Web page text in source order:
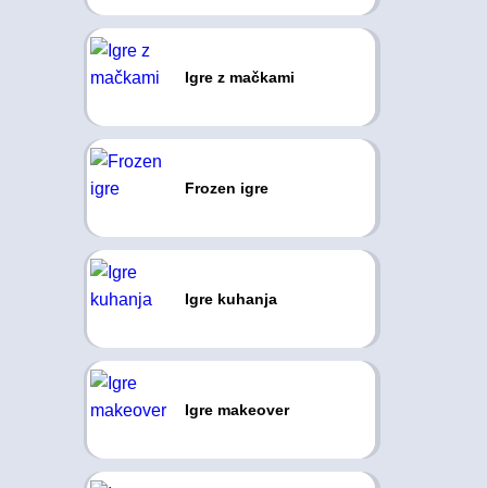
Igre z mačkami
Frozen igre
Igre kuhanja
Igre makeover